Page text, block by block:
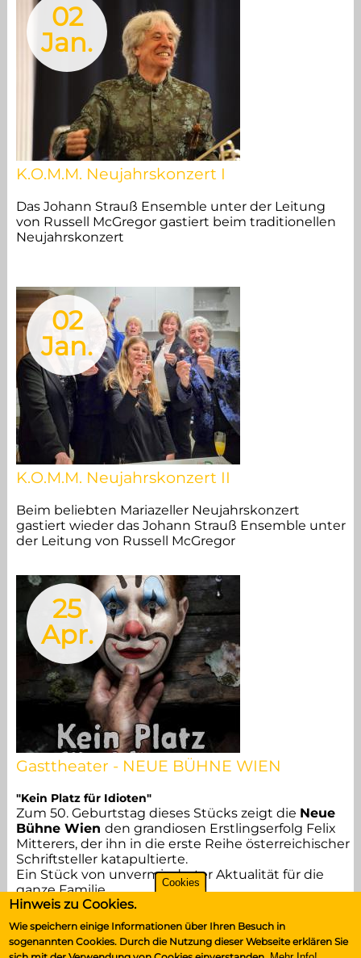
02
Jan.
K.O.M.M. Neujahrskonzert I
Das Johann Strauß Ensemble unter der Leitung
von Russell McGregor gastiert beim traditionellen
Neujahrskonzert
02
Jan.
K.O.M.M. Neujahrskonzert II
Beim beliebten Mariazeller Neujahrskonzert
gastiert wieder das Johann Strauß Ensemble unter
der Leitung von Russell McGregor
25
Apr.
Gasttheater - NEUE BÜHNE WIEN
"Kein Platz für Idioten"
Zum 50. Geburtstag dieses Stücks zeigt die Neue
Bühne Wien den grandiosen Erstlingserfolg Felix
Mitterers, der ihn in die erste Reihe österreichischer
Schriftsteller katapultierte.
Ein Stück von unverminderter Aktualität für die
ganze Familie.
Cookies
Hinweis zu Cookies.
Wie speichern einige Informationen über Ihren Besuch in
sogenannten Cookies. Durch die Nutzung dieser Webseite erklären Sie